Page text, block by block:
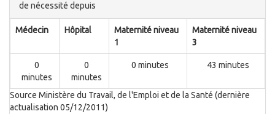
de nécessité depuis
Médecin Hôpital
Maternité niveau
1
Maternité niveau
3
0
minutes
0
minutes
0 minutes 43 minutes
Source Ministère du Travail, de l'Emploi et de la Santé (dernière
actualisation 05/12/2011)